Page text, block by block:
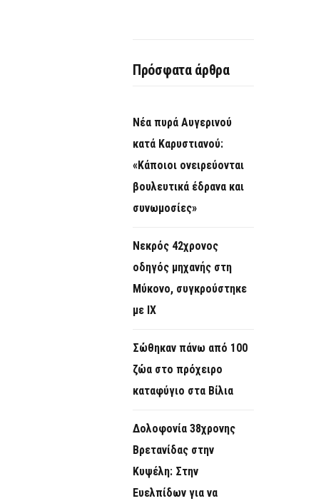
Πρόσφατα άρθρα
Νέα πυρά Αυγερινού
κατά Καρυστιανού:
«Κάποιοι ονειρεύονται
βουλευτικά έδρανα και
συνωμοσίες»
Νεκρός 42χρονος
οδηγός μηχανής στη
Μύκονο, συγκρούστηκε
με ΙΧ
Σώθηκαν πάνω από 100
ζώα στο πρόχειρο
καταφύγιο στα Βίλια
Δολοφονία 38χρονης
Βρετανίδας στην
Κυψέλη: Στην
Ευελπίδων για να